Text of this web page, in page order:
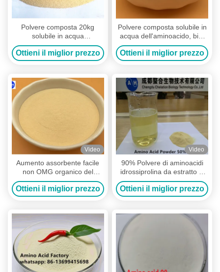
Polvere composta 20kg
solubile in acqua
organico/borsa
dell'aminoacido di agricoltura
Ottieni il miglior prezzo
Polvere composta solubile in
acqua dell'aminoacido, bio-
fertilizzante organico
composto
Ottieni il miglior prezzo
Video
Aumento assorbente facile
non OMG organico del
rendimento della polvere
della proteina
dell'aminoacido
Ottieni il miglior prezzo
Video
90% Polvere di aminoacidi
idrossiprolina da estratto di
farina di soia per la salute e
la produttività ottimale delle
piante
Ottieni il miglior prezzo